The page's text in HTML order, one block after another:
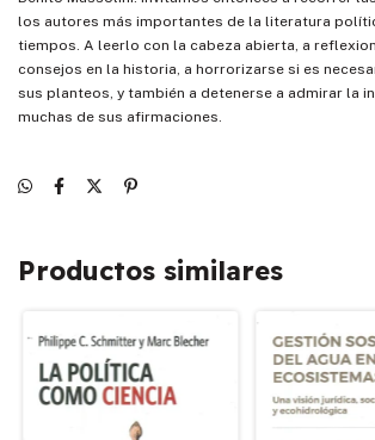
los autores más importantes de la literatura
tiempos. A leerlo con la cabeza abierta, a
consejos en la historia, a horrorizarse si es
sus planteos, y también a detenerse a admirar la
muchas de sus afirmaciones.
Productos similares